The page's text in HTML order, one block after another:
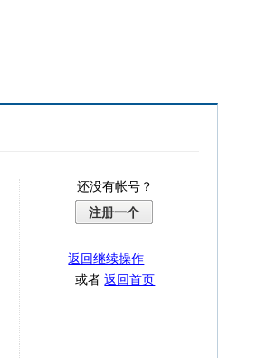
还没有帐号？
注册一个
返回继续操作
或者返回首页